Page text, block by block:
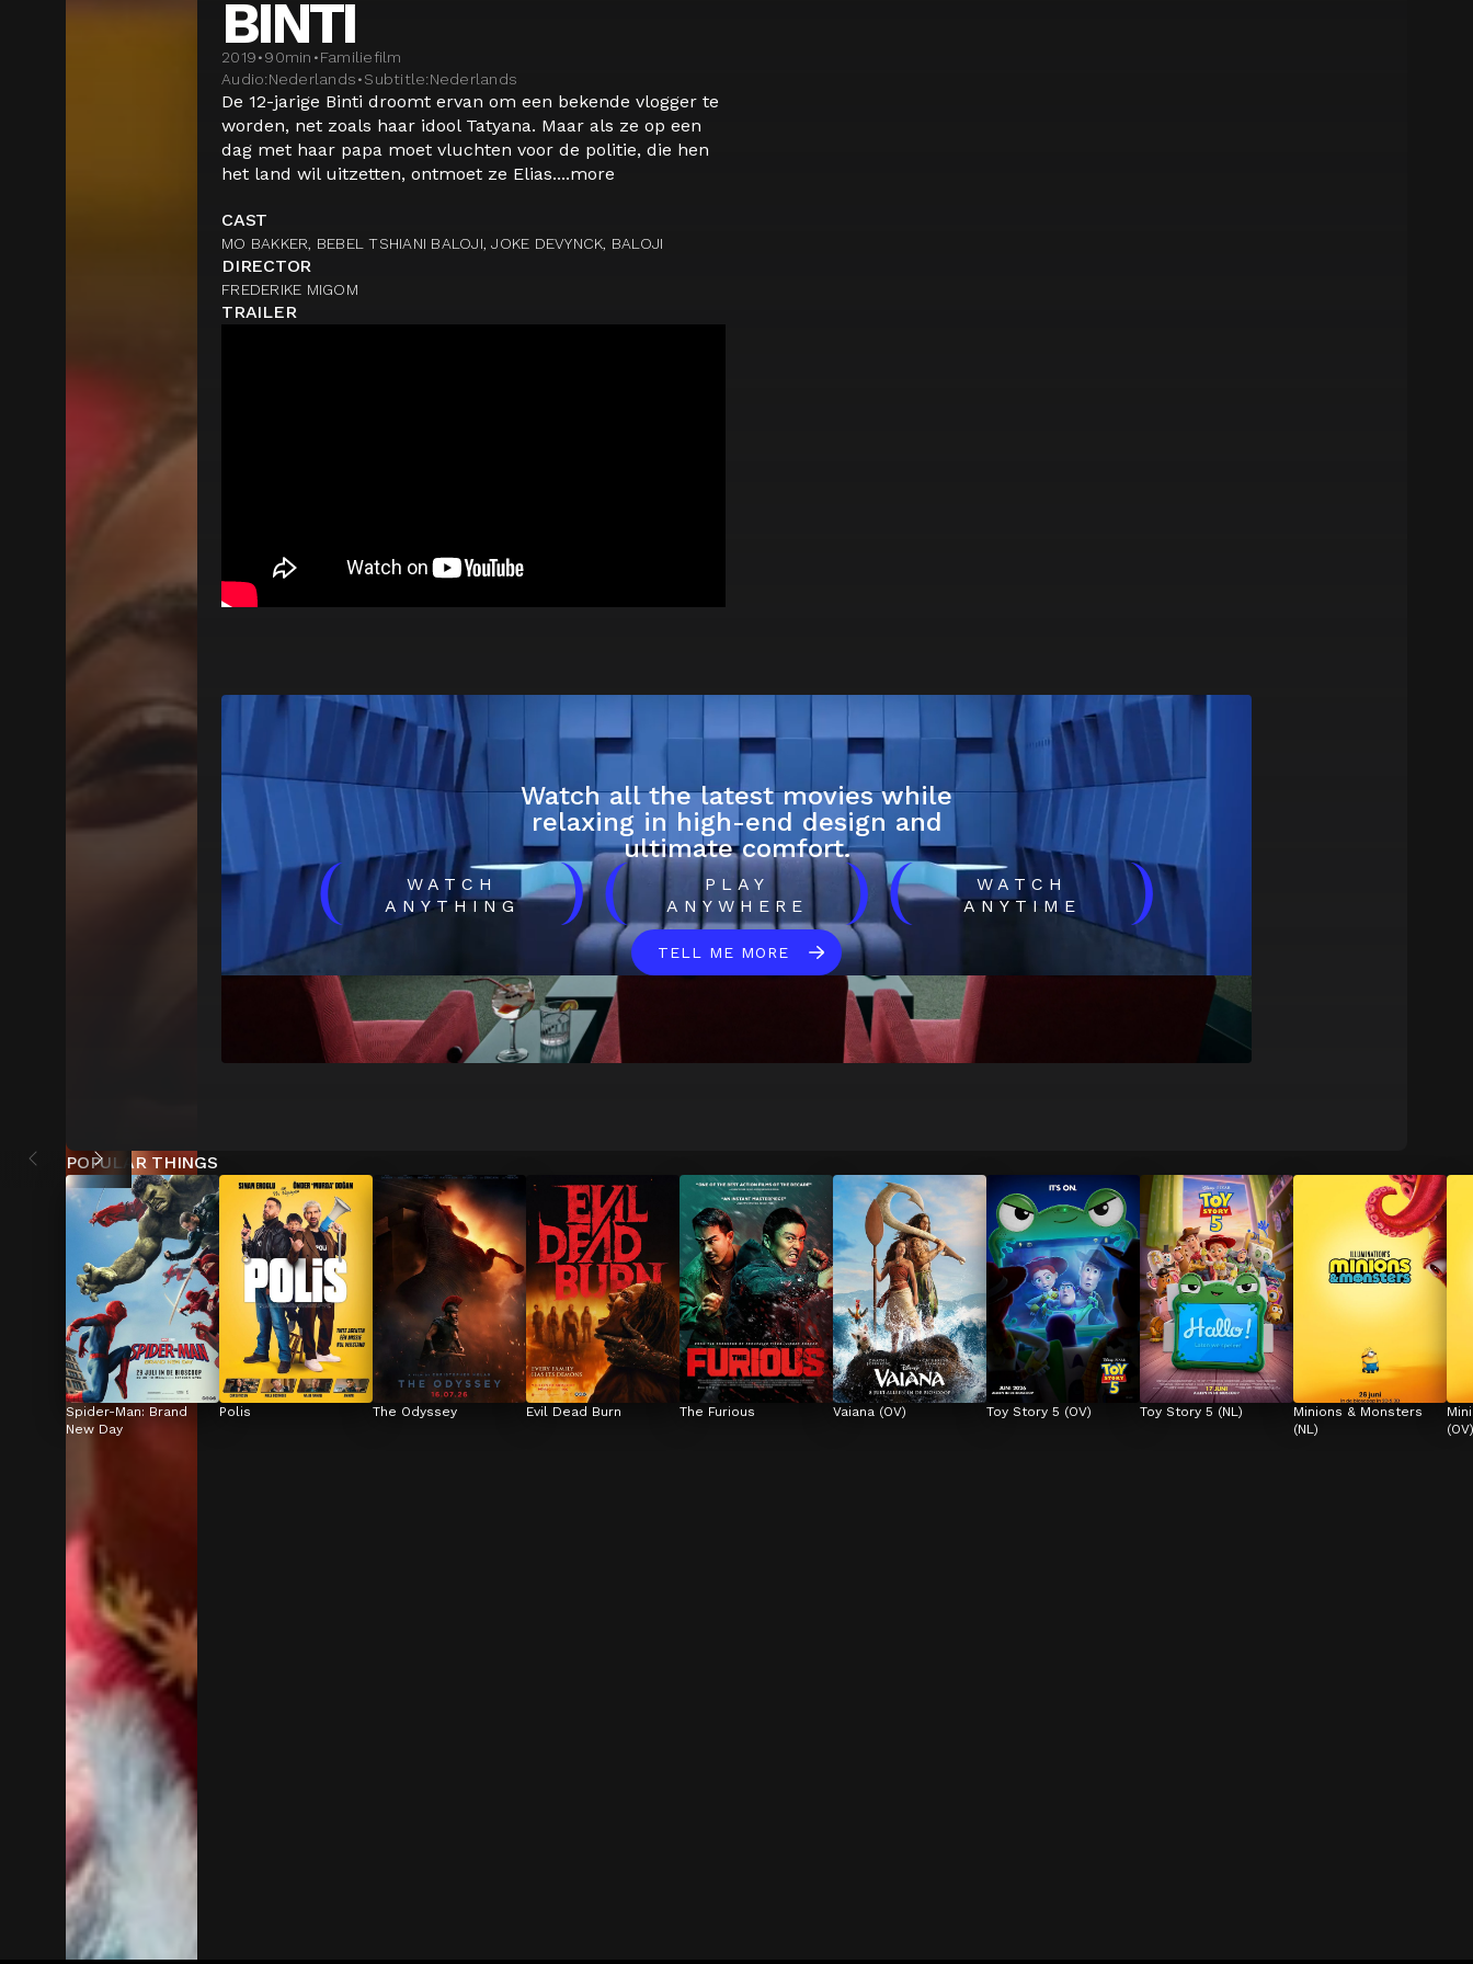
BINTI
2019•90min •Familiefilm
Audio:Nederlands•Subtitle:Nederlands
De 12-jarige Binti droomt ervan om een bekende vlogger te
worden, net zoals haar idool Tatyana. Maar als ze op een
dag met haar papa moet vluchten voor de politie, die hen
het land wil uitzetten, ontmoet ze Elias....more
CAST
MO BAKKER, BEBEL TSHIANI BALOJI, JOKE DEVYNCK, BALOJI
DIRECTOR
FREDERIKE MIGOM
TRAILER
Watch all the latest movies while
relaxing in high-end design and
ultimate comfort.
(
WATCH
ANYTHING
)(
PLAY
ANYWHERE
)(
WATCH
ANYTIME
)
TELL ME MORE
POPULAR THINGS
Spider-Man: Brand
New Day
Polis The Odyssey Evil Dead Burn The Furious Vaiana (OV) Toy Story 5 (OV) Toy Story 5 (NL)
Minions & Monsters
(NL)
(OV)